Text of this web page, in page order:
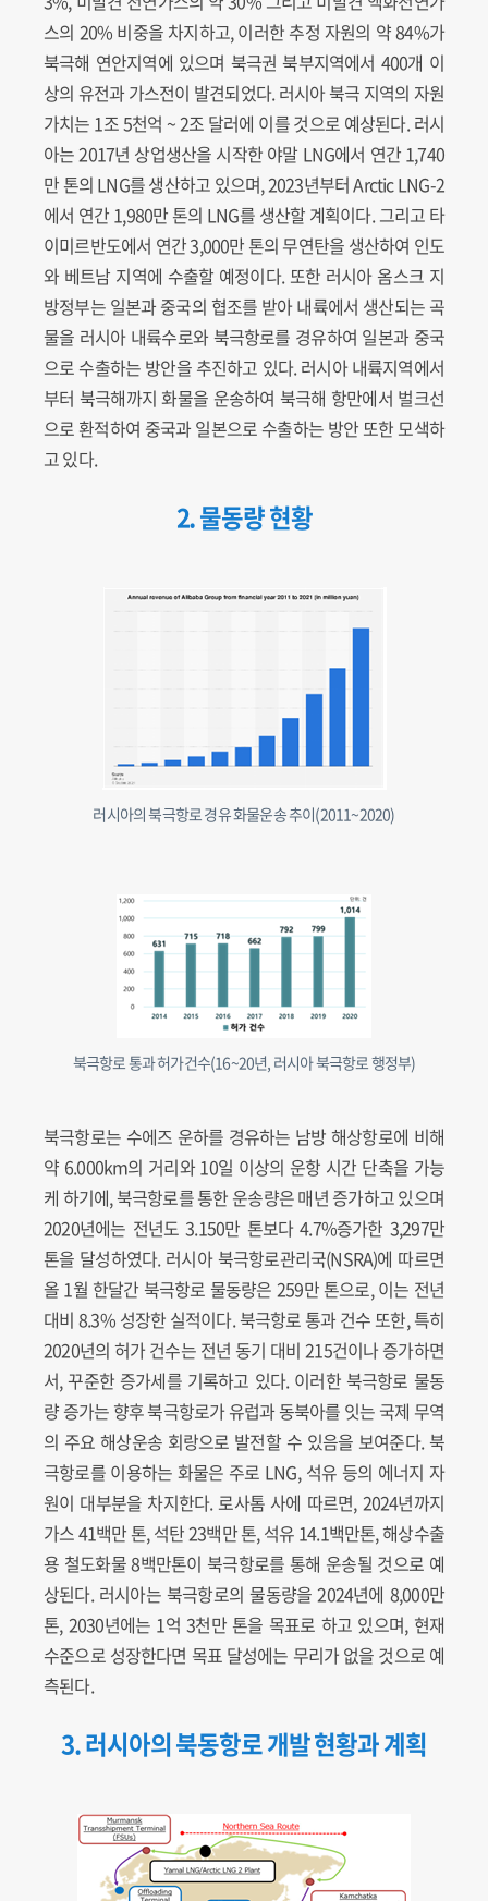
스의 20% 비중을 차지하고, 이러한 추정 자원의 약 84%가
북극해 연안지역에 있으며 북극권 북부지역에서 400개 이
상의 유전과 가스전이 발견되었다. 러시아 북극 지역의 자원
가치는 1조 5천억 ~ 2조 달러에 이를 것으로 예상된다. 러시
아는 2017년 상업생산을 시작한 야말 LNG에서 연간 1,740
만 톤의 LNG를 생산하고 있으며, 2023년부터 Arctic LNG-2
에서 연간 1,980만 톤의 LNG를 생산할 계획이다. 그리고 타
이미르반도에서 연간 3,000만 톤의 무연탄을 생산하여 인도
와 베트남 지역에 수출할 예정이다. 또한 러시아 옴스크 지
방정부는 일본과 중국의 협조를 받아 내륙에서 생산되는 곡
물을 러시아 내륙수로와 북극항로를 경유하여 일본과 중국
으로 수출하는 방안을 추진하고 있다. 러시아 내륙지역에서
부터 북극해까지 화물을 운송하여 북극해 항만에서 벌크선
으로 환적하여 중국과 일본으로 수출하는 방안 또한 모색하
고 있다.
2. 물동량 현황
러시아의 북극항로 경유 화물운송 추이(2011~2020)
북극항로 통과 허가건수(16~20년, 러시아 북극항로 행정부)
북극항로는 수에즈 운하를 경유하는 남방 해상항로에 비해
약 6.000km의 거리와 10일 이상의 운항 시간 단축을 가능
케 하기에, 북극항로를 통한 운송량은 매년 증가하고 있으며
2020년에는 전년도 3.150만 톤보다 4.7%증가한 3,297만
톤을 달성하였다. 러시아 북극항로관리국(NSRA)에 따르면
올 1월 한달간 북극항로 물동량은 259만 톤으로, 이는 전년
대비 8.3% 성장한 실적이다. 북극항로 통과 건수 또한, 특히
2020년의 허가 건수는 전년 동기 대비 215건이나 증가하면
서, 꾸준한 증가세를 기록하고 있다. 이러한 북극항로 물동
량 증가는 향후 북극항로가 유럽과 동북아를 잇는 국제 무역
의 주요 해상운송 회랑으로 발전할 수 있음을 보여준다. 북
극항로를 이용하는 화물은 주로 LNG, 석유 등의 에너지 자
원이 대부분을 차지한다. 로사톰 사에 따르면, 2024년까지
가스 41백만 톤, 석탄 23백만 톤, 석유 14.1백만톤, 해상수출
용 철도화물 8백만톤이 북극항로를 통해 운송될 것으로 예
상된다. 러시아는 북극항로의 물동량을 2024년에 8,000만
톤, 2030년에는 1억 3천만 톤을 목표로 하고 있으며, 현재
수준으로 성장한다면 목표 달성에는 무리가 없을 것으로 예
측된다.
3. 러시아의 북동항로 개발 현황과 계획